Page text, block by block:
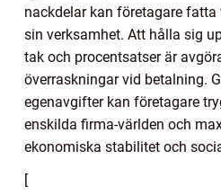
nackdelar kan företagare
sin verksamhet. Att hålla sig
tak och procentsatser är
överraskningar vid betalning.
egenavgifter kan företagare
enskilda firma-världen och
ekonomiska stabilitet och
[